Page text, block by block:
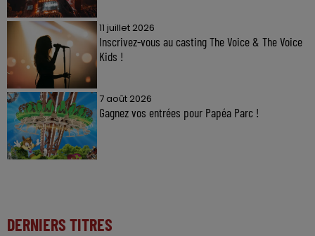
11 juillet 2026
Inscrivez-vous au casting The Voice & The Voice
Kids !
7 août 2026
Gagnez vos entrées pour Papéa Parc !
DERNIERS TITRES